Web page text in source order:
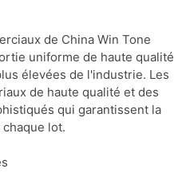
de China Win Tone
uniforme de haute qualité
élevées de l'industrie. Les
de haute qualité et des
qui garantissent la
lot.